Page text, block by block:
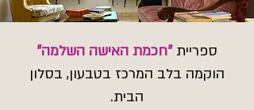
ספריית"חכמת האישה השלמה"
הוקמה בלב המרכז בטבעון, בסלון
הבית.